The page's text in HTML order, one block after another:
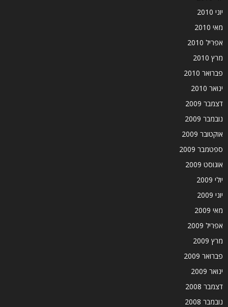
יוני 2010
מאי 2010
אפריל 2010
מרץ 2010
פברואר 2010
ינואר 2010
דצמבר 2009
נובמבר 2009
אוקטובר 2009
ספטמבר 2009
אוגוסט 2009
יולי 2009
יוני 2009
מאי 2009
אפריל 2009
מרץ 2009
פברואר 2009
ינואר 2009
דצמבר 2008
נובמבר 2008